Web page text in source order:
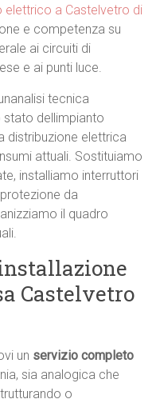
elettrico a Castelvetro di
e competenza su
ai circuiti di
e ai punti luce.
tecnica
dellimpianto
distribuzione elettrica
attuali. Sostituiamo
installiamo interruttori
da
il quadro
Castelvetro
un servizio completo
sia analogica che
o